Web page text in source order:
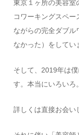
東京１ヶ所の美容室
コワーキングスペ
ながらの完全ダブ
なかった）をしてい
そして、2019年は
す。本当にいろいろ。
詳しくは直接お会い